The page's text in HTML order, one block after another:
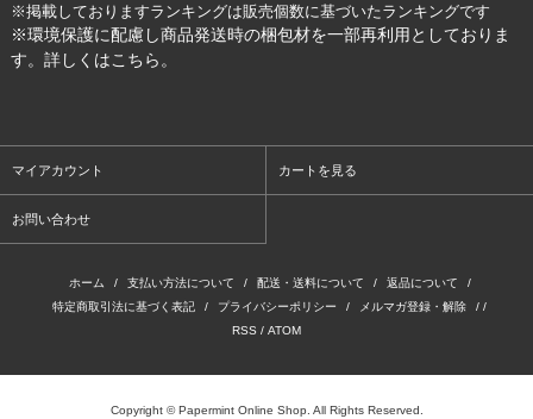
※掲載しておりますランキングは販売個数に基づいたランキングです
※環境保護に配慮し商品発送時の梱包材を一部再利用としておりま
す。詳しくはこちら 。
マイアカウント カートを見る
お問い合わせ
ホーム / 支払い方法について / 配送・送料について / 返品について
/
特定商取引法に基づく表記
/ プライバシーポリシー / メルマガ登録・解除
/ /
RSS / ATOM
Copyright © Papermint Online Shop. All Rights Reserved.